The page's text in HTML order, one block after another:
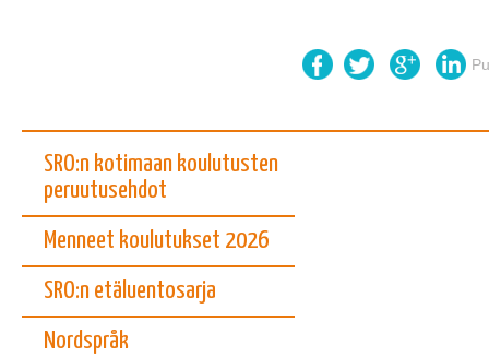
SRO:n kotimaan koulutusten
peruutusehdot
Menneet koulutukset 2026
SRO:n etäluentosarja
Nordspråk